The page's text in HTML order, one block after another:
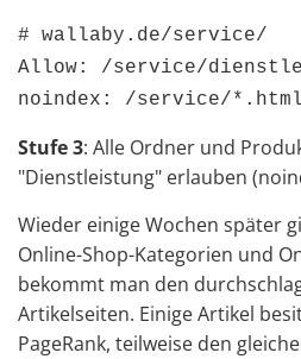
# wallaby.de/service/
Allow: /service/
noindex: /service/*.html
Stufe 3: Alle Ordner und
"Dienstleistung" erlauben
Wieder einige Wochen später
Online-Shop-Kategorien und
bekommt man den
Artikelseiten. Einige Artikel
PageRank, teilweise den